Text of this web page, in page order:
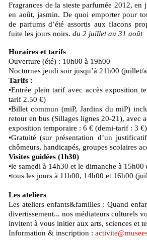
Fragrances de la sieste parfumée 2012, en
en août, jasmin. De quoi emporter pour
de parfums d’été assortis aux flacons
fuite les jours noirs. du 2 juillet au 31 août
Horaires et tarifs
Ouverture (été) : 10h00 à 19h00
Nocturnes jeudi soir jusqu’à 21h00 (juillet/
Tarifs :
•Entrée plein tarif avec accès exposition
tarif 2.50 €)
•Billet commun (miP, Jardins du miP)
retour en bus (Sillages lignes 20-21), avec
exposition temporaire : 6 € (demi-tarif : 3 €)
•Gratuité (sur présentation d’un
chômeurs, handicapés, groupes scolaires
Visites guidées (1h30)
•le samedi à 14h30 et le dimanche à 15h00
•tous les jours à 11h00, 14h00 et 16h00
Les ateliers
Les ateliers enfants&familles : Quand
divertissement... nos médiateurs culturels
invitent à vous initier aux arts, sciences et
Information & inscription :